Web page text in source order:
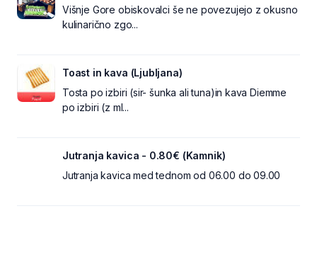
Višnje Gore obiskovalci še ne povezujejo z okusno
kulinarično zgo...
Toast in kava (Ljubljana)
Tosta po izbiri (sir- šunka ali tuna)in kava Diemme
po izbiri (z ml...
Jutranja kavica - 0.80€ (Kamnik)
Jutranja kavica med tednom od 06.00 do 09.00